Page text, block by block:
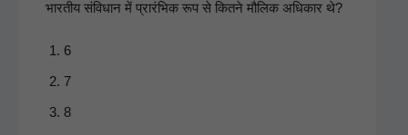
भारतीय संविधान में प्रारंभिक रूप से कितने मौलिक अधिकार थे?
6
7
8